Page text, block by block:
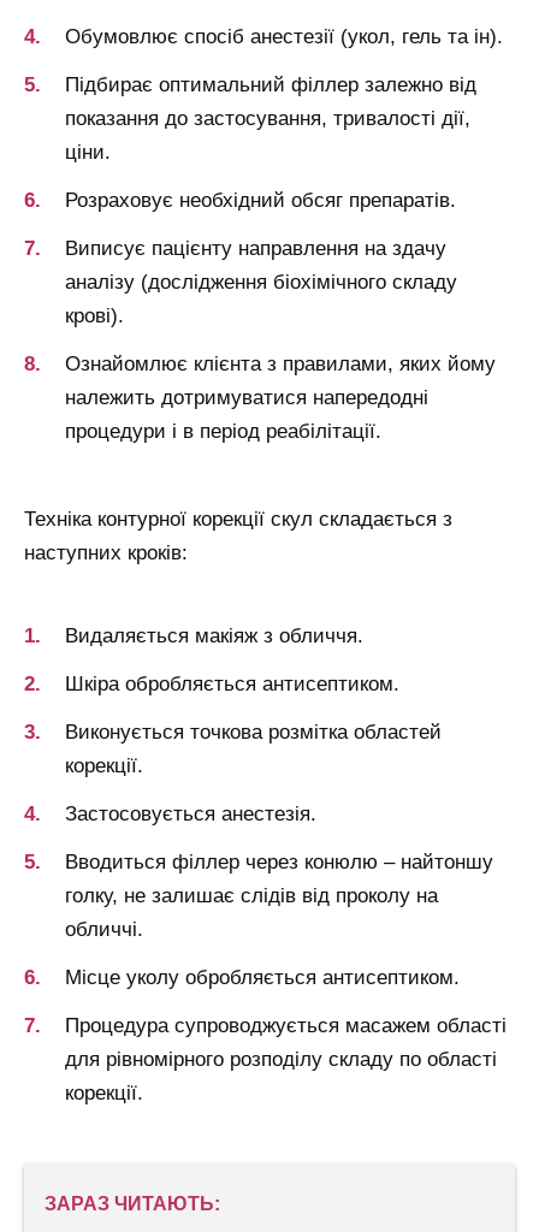
Обумовлює спосіб анестезії (укол, гель та ін).
Підбирає оптимальний філлер залежно від
показання до застосування, тривалості дії,
ціни.
Розраховує необхідний обсяг препаратів.
Виписує пацієнту направлення на здачу
аналізу (дослідження біохімічного складу
крові).
Ознайомлює клієнта з правилами, яких йому
належить дотримуватися напередодні
процедури і в період реабілітації.
Техніка контурної корекції скул складається з
наступних кроків:
Видаляється макіяж з обличчя.
Шкіра обробляється антисептиком.
Виконується точкова розмітка областей
корекції.
Застосовується анестезія.
Вводиться філлер через конюлю – найтоншу
голку, не залишає слідів від проколу на
обличчі.
Місце уколу обробляється антисептиком.
Процедура супроводжується масажем області
для рівномірного розподілу складу по області
корекції.
ЗАРАЗ ЧИТАЮТЬ: